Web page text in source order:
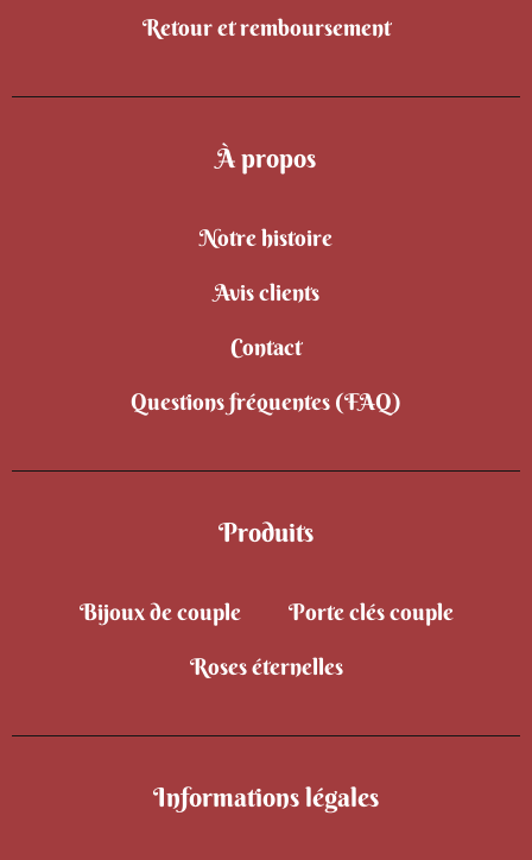
Retour et remboursement
À propos
Notre histoire
Avis clients
Contact
Questions fréquentes (FAQ)
Produits
Bijoux de couple
Porte clés couple
Roses éternelles
Informations légales